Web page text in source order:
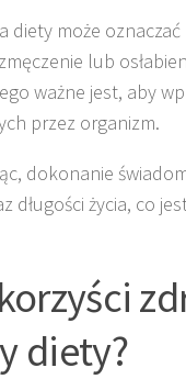
diety może
lub
ważne jest, aby
przez organizm.
dokonanie
długości życia, co
diety?